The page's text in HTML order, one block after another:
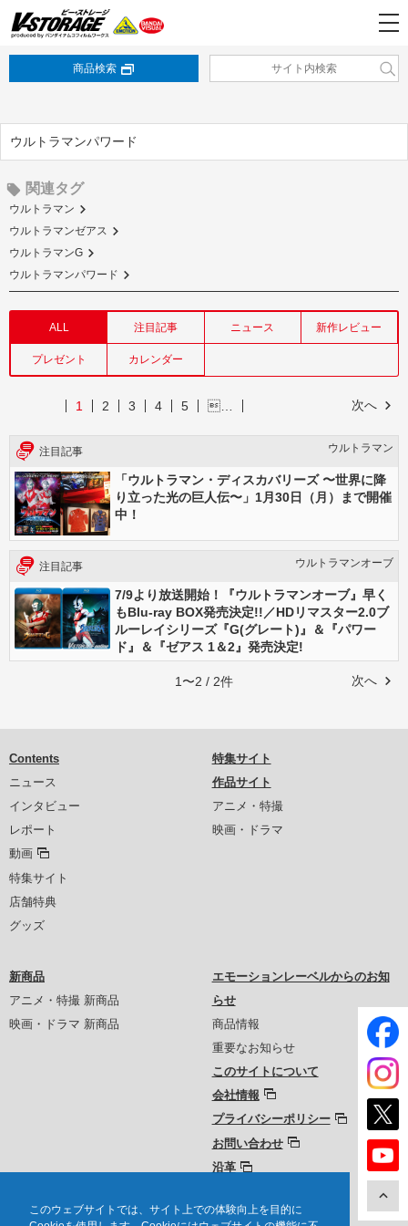
このウェブサイトでは、サイト上での体験向上を目的に
商品検索
ウルトラマンパワード
関連タグ
ウルトラマン
ウルトラマンゼアス
ウルトラマンG
ウルトラマンパワード
ALL 注目記事 ニュース 新作レビュー
プレゼント カレンダー
次へ
1 2 3 4 5 …
注目記事 ウルトラマン
「ウルトラマン・ディスカバリーズ 〜世界に降
り立った光の巨人伝〜」1月30日（月）まで開催
中！
注目記事 ウルトラマンオーブ
7/9より放送開始！『ウルトラマンオーブ』早く
もBlu-ray BOX発売決定!!／HDリマスター2.0ブ
ルーレイシリーズ『G(グレート)』＆『パワー
ド』＆『ゼアス 1＆2』発売決定!
次へ
1〜2 / 2件
Contents
ニュース
インタビュー
レポート
動画
特集サイト
店舗特典
グッズ
特集サイト
作品サイト
アニメ・特撮
映画・ドラマ
新商品
アニメ・特撮 新商品
映画・ドラマ 新商品
エモーションレーベルからのお知
らせ
商品情報
重要なお知らせ
このサイトについて
会社情報
プライバシーポリシー
お問い合わせ
沿革